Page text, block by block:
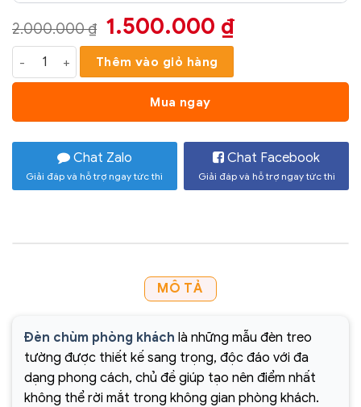
2.000.000₫ Giá
gốc
là:
2.000.000 ₫.
1.500.000 ₫Giá
1.500.000
Đèn Tường Trang Trí Hiện Đại SC065- ĐTHĐ số lượng
Thêm vào giỏ hàng
Mua ngay
Chat Zalo
Giải đáp và hỗ trợ ngay tức thì
Chat Facebook
Giải đáp và hỗ trợ ngay tức thì
MÔ TẢ
Đèn chùm phòng khách là những mẫu đèn treo
tường được thiết kế sang trọng, độc đáo với đa
dạng phong cách, chủ đề giúp tạo nên điểm nhất
không thể rời mắt trong không gian phòng khách.